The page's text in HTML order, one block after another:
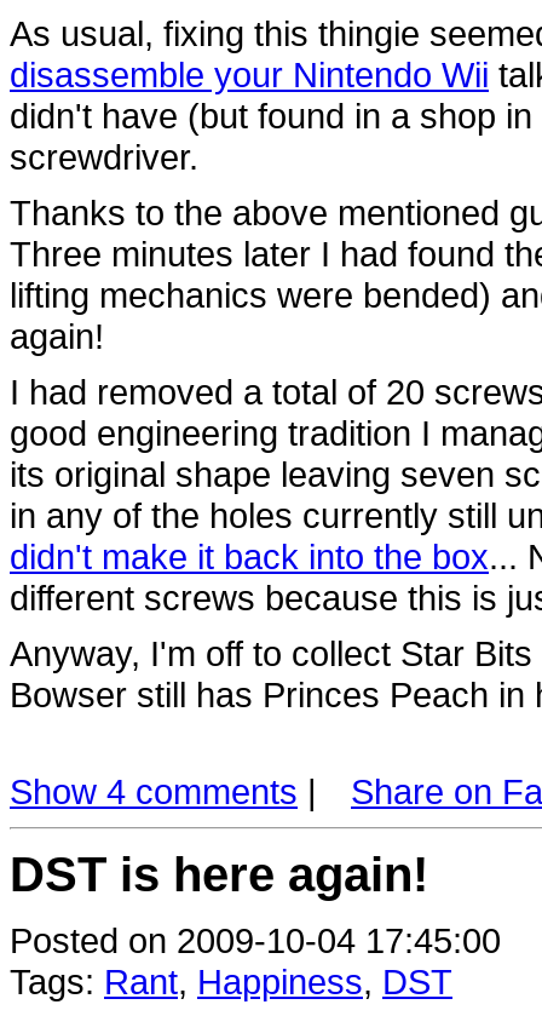
As usual, fixing this thingie
disassemble your Nintendo Wii
didn't have (but found in a shop
screwdriver.
Thanks to the above mentioned
Three minutes later I had found
lifting mechanics were bended)
again!
I had removed a total of 20
good engineering tradition I
its original shape leaving seven
in any of the holes currently still
didn't make it back into the box...
different screws because this is
Anyway, I'm off to collect Star
Bowser still has Princes Peach in
Show 4 comments | Share on
DST is here again!
Posted on 2009-10-04 17:45:00
Tags: Rant, Happiness, DST